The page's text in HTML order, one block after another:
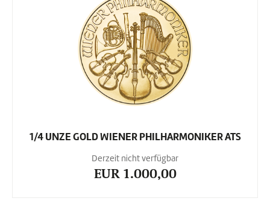
1/4 UNZE GOLD WIENER PHILHARMONIKER ATS
Derzeit nicht verfügbar
EUR 1.000,00